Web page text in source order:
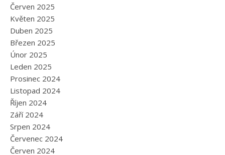
Červen 2025
Květen 2025
Duben 2025
Březen 2025
Únor 2025
Leden 2025
Prosinec 2024
Listopad 2024
Říjen 2024
Září 2024
Srpen 2024
Červenec 2024
Červen 2024